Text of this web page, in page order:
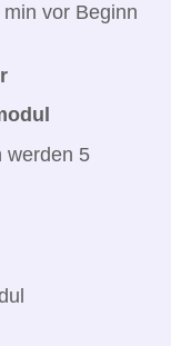
vor Beginn
werden 5